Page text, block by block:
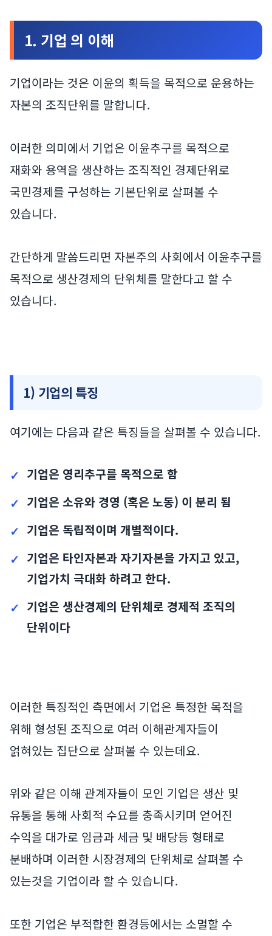
1. 기업 의 이해
기업이라는 것은 이윤의 획득을 목적으로 운용하는
자본의 조직단위를 말합니다.
이러한 의미에서 기업은 이윤추구를 목적으로
재화와 용역을 생산하는 조직적인 경제단위로
국민경제를 구성하는 기본단위로 살펴볼 수
있습니다.
간단하게 말씀드리면 자본주의 사회에서 이윤추구를
목적으로 생산경제의 단위체를 말한다고 할 수
있습니다.
1) 기업의 특징
여기에는 다음과 같은 특징들을 살펴볼 수 있습니다.
기업은 영리추구를 목적으로 함
기업은 소유와 경영 (혹은 노동) 이 분리 됨
기업은 독립적이며 개별적이다.
기업은 타인자본과 자기자본을 가지고 있고,
기업가치 극대화 하려고 한다.
기업은 생산경제의 단위체로 경제적 조직의
단위이다
이러한 특징적인 측면에서 기업은 특정한 목적을
위해 형성된 조직으로 여러 이해관계자들이
얽혀있는 집단으로 살펴볼 수 있는데요.
위와 같은 이해 관계자들이 모인 기업은 생산 및
유통을 통해 사회적 수요를 충족시키며 얻어진
수익을 대가로 임금과 세금 및 배당등 형태로
분배하며 이러한 시장경제의 단위체로 살펴볼 수
있는것을 기업이라 할 수 있습니다.
또한 기업은 부적합한 환경등에서는 소멸할 수